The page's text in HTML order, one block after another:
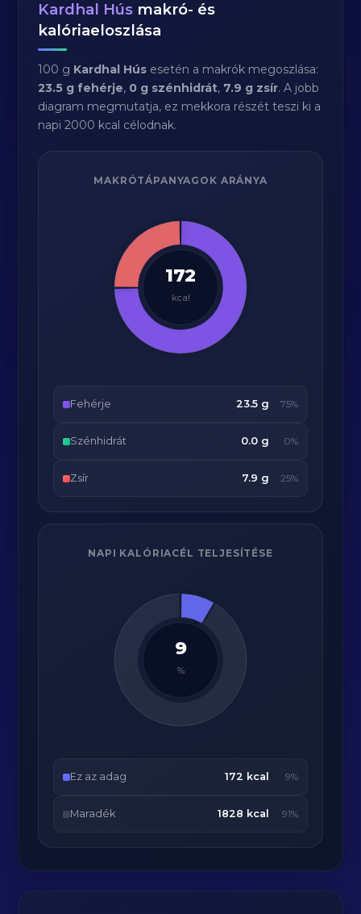
Kardhal Hús makró- és
kalóriaeloszlása
100 g Kardhal Hús esetén a makrók megoszlása:
23.5 g fehérje, 0 g szénhidrát, 7.9 g zsír. A jobb
diagram megmutatja, ez mekkora részét teszi ki a
napi 2000 kcal célodnak.
MAKRÓTÁPANYAGOK ARÁNYA
172
kcal
Fehérje 23.5 g 75%
Szénhidrát 0.0 g 0%
Zsír 7.9 g 25%
NAPI KALÓRIACÉL TELJESÍTÉSE
9
%
Ez az adag 172 kcal 9%
Maradék 1828 kcal 91%